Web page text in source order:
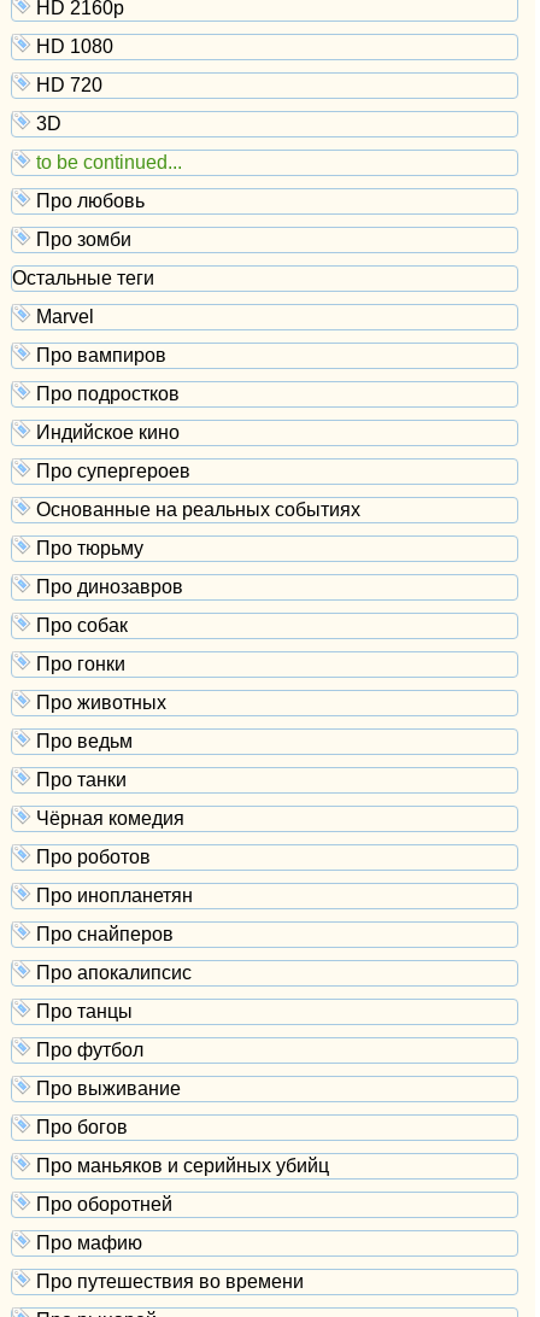
HD 2160р
HD 1080
HD 720
3D
to be continued...
Про любовь
Про зомби
Остальные теги
Marvel
Про вампиров
Про подростков
Индийское кино
Про супергероев
Основанные на реальных событиях
Про тюрьму
Про динозавров
Про собак
Про гонки
Про животных
Про ведьм
Про танки
Чёрная комедия
Про роботов
Про инопланетян
Про снайперов
Про апокалипсис
Про танцы
Про футбол
Про выживание
Про богов
Про маньяков и серийных убийц
Про оборотней
Про мафию
Про путешествия во времени